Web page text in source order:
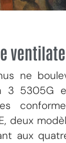
ne
3 5305G
deux
aux